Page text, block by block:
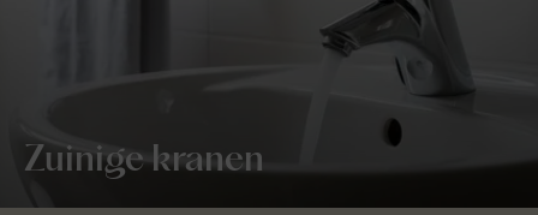
Zuinige kranen